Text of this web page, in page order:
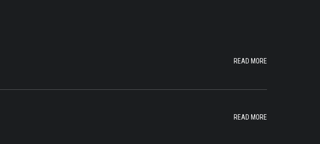
READ MORE
READ MORE